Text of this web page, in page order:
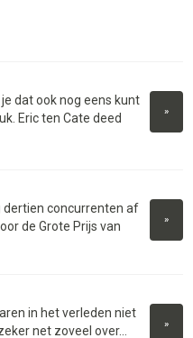
»
je dat ook nog eens kunt
Eric ten Cate deed
»
dertien concurrenten af
de Grote Prijs van
»
in het verleden niet
net zoveel over...